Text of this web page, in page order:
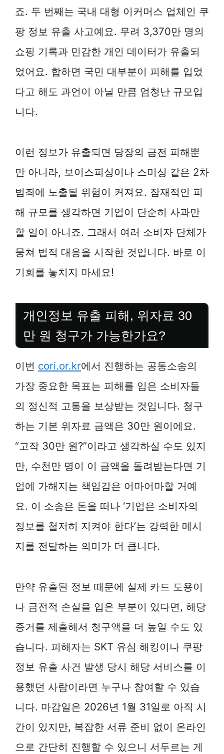
죠. 두 번째는 국내 대형 이커머스 업체인 쿠
팡 정보 유출 사고예요. 무려 3,370만 명의
쇼핑 기록과 민감한 개인 데이터가 유출되
었어요. 합하면 국민 대부분이 피해를 입었
다고 해도 과언이 아닐 만큼 엄청난 규모입
니다.
이런 정보가 유출되면 당장의 금전 피해뿐
만 아니라, 보이스피싱이나 스미싱 같은 2차
범죄에 노출될 위험이 커져요. 잠재적인 피
해 규모를 생각하면 기업이 단순히 사과만
할 일이 아니죠. 그래서 여러 소비자 단체가
뭉쳐 법적 대응을 시작한 것입니다. 바로 이
기회를 놓치지 마세요!
개인정보 유출 피해, 위자료 30
만 원 청구가 가능한가요?
이번 cori.or.kr에서 진행하는 공동소송의
가장 중요한 목표는 피해를 입은 소비자들
의 정신적 고통을 보상받는 것입니다. 청구
하는 기본 위자료 금액은 30만 원이에요.
“고작 30만 원?”이라고 생각하실 수도 있지
만, 수천만 명이 이 금액을 돌려받는다면 기
업에 가해지는 책임감은 어마어마할 거예
요. 이 소송은 돈을 떠나 ‘기업은 소비자의
정보를 철저히 지켜야 한다’는 강력한 메시
지를 전달하는 의미가 더 큽니다.
만약 유출된 정보 때문에 실제 카드 도용이
나 금전적 손실을 입은 부분이 있다면, 해당
증거를 제출해서 청구액을 더 높일 수도 있
습니다. 피해자는 SKT 유심 해킹이나 쿠팡
정보 유출 사건 발생 당시 해당 서비스를 이
용했던 사람이라면 누구나 참여할 수 있습
니다. 마감일은 2026년 1월 31일로 아직 시
간이 있지만, 복잡한 서류 준비 없이 온라인
으로 간단히 진행할 수 있으니 서두르는 게